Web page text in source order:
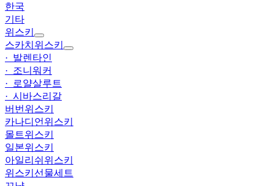
한국
기타
위스키
스카치위스키
· 발렌타인
· 조니워커
· 로얄살루트
· 시바스리갈
버번위스키
카나디언위스키
몰트위스키
일본위스키
아일리쉬위스키
위스키선물세트